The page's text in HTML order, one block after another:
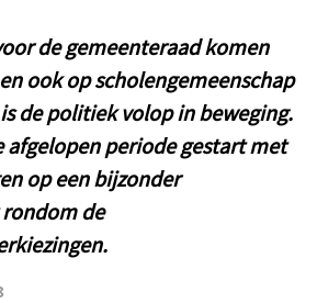
de gemeenteraad komen
ook op scholengemeenschap
de politiek volop in beweging.
afgelopen periode gestart met
op een bijzonder
de